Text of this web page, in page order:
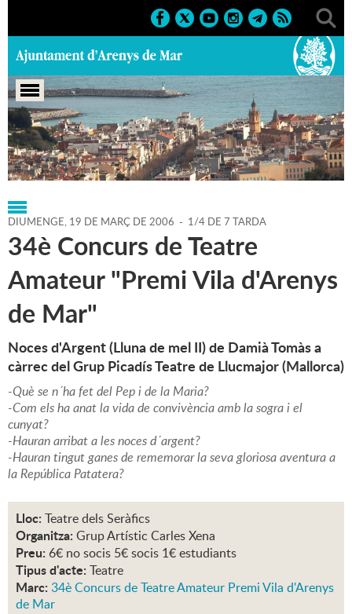
Portada > Regidories > Cultura > Agenda > 19-03-2006
DIUMENGE, 19 DE MARÇ DE 2006 - 1/4 DE 7 TARDA
34è Concurs de Teatre
Amateur "Premi Vila d'Arenys
de Mar"
Noces d'Argent (Lluna de mel II) de Damià Tomàs a
càrrec del Grup Picadís Teatre de Llucmajor (Mallorca)
-Què se n´ha fet del Pep i de la Maria?
-Com els ha anat la vida de convivència amb la sogra i el
cunyat?
-Hauran arribat a les noces d´argent?
-Hauran tingut ganes de rememorar la seva gloriosa aventura a
la República Patatera?
Lloc: Teatre dels Seràfics
Organitza: Grup Artístic Carles Xena
Preu: 6€ no socis 5€ socis 1€ estudiants
Tipus d'acte: Teatre
Marc: 34è Concurs de Teatre Amateur Premi Vila d'Arenys
de Mar